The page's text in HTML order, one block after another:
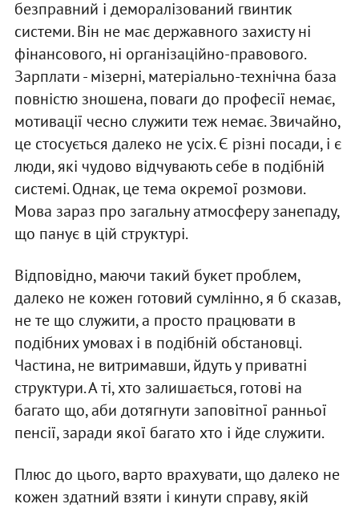
безправний і деморалізований гвинтик
системи. Він не має державного захисту ні
фінансового, ні організаційно-правового.
Зарплати - мізерні, матеріально-технічна база
повністю зношена, поваги до професії немає,
мотивації чесно служити теж немає. Звичайно,
це стосується далеко не усіх. Є різні посади, і є
люди, які чудово відчувають себе в подібній
системі. Однак, це тема окремої розмови.
Мова зараз про загальну атмосферу занепаду,
що панує в цій структурі.
Відповідно, маючи такий букет проблем,
далеко не кожен готовий сумлінно, я б сказав,
не те що служити, а просто працювати в
подібних умовах і в подібній обстановці.
Частина, не витримавши, йдуть у приватні
структури. А ті, хто залишається, готові на
багато що, аби дотягнути заповітної ранньої
пенсії, заради якої багато хто і йде служити.
Плюс до цього, варто врахувати, що далеко не
кожен здатний взяти і кинути справу, якій